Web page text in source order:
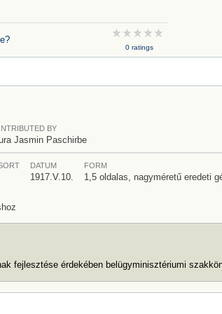
0 ratings
BY
Jasmin Paschirbe
DATUM
1917.V.10.
FORM
1,5 oldalas, nagyméretű eredeti
fejlesztése érdekében belügyminisztériumi